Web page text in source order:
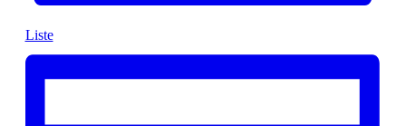
Liste